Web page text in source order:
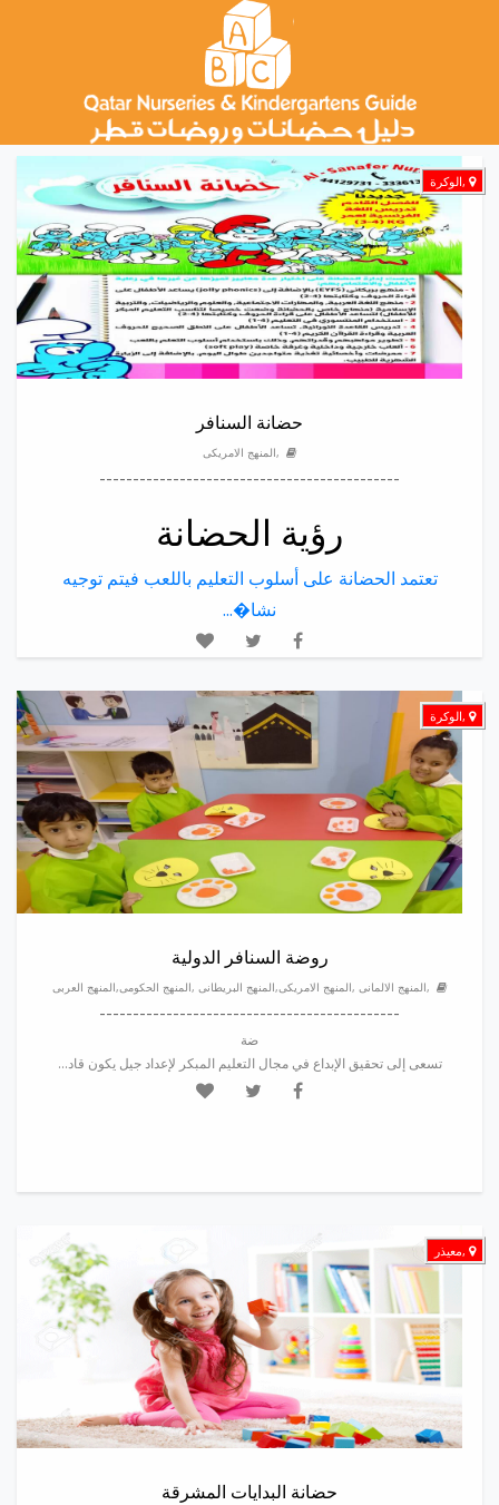
,الوكرة
حضانة السنافر
,المنهج الامريكى
---------------------------------------------
رؤية الحضانة
تعتمد الحضانة على أسلوب التعليم باللعب فيتم توجيه
نشا�...
,الوكرة
روضة السنافر الدولية
,المنهج الالمانى ,المنهج الامريكى,المنهج البريطانى ,المنهج الحكومى,المنهج العربى
---------------------------------------------
ضة
تسعى إلى تحقيق الإبداع في مجال التعليم المبكر لإعداد جيل يكون قاد...
,معيذر
حضانة البدايات المشرقة